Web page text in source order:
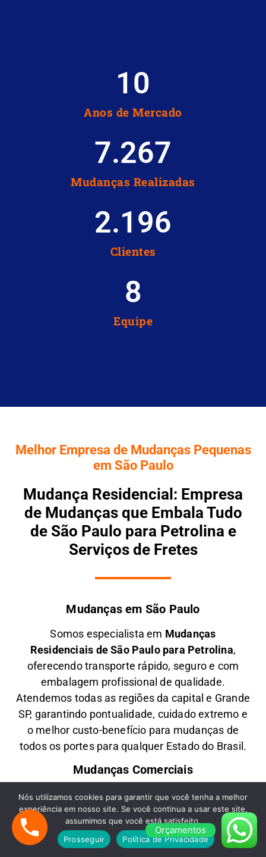
Anos de Mercado
10
Mudanças Realizadas
7.267
Clientes
2.196
Equipe
8
Melhor Empresa de Mudanças Pequenas
em São Paulo
Mudança Residencial: Empresa
de Mudanças que Embala Tudo
de São Paulo para Petrolina e
Serviços de Fretes
Mudanças em São Paulo
Somos especialista em Mudanças
Residenciais de São Paulo para Petrolina,
oferecendo transporte rápido, seguro e com
embalagem profissional de qualidade.
Atendemos todas as regiões da capital e Grande
SP, garantindo pontualidade, cuidado extremo e
o melhor custo-benefício para mudanças de
todos os portes para qualquer Estado do Brasil.
Mudanças Comerciais
OferecemosMudanças Comerciaisde São
Paulo para Petrolinacom agilidade,
planejamento e segurança, ideal para empresas,
escritórios e lojas comerciais. Transportamos
Orçamentos
Nós utilizamos cookies para garantir que você tenha a melhor
experiência em nosso site. Se você continua a usar este site,
assumimos que você está satisfeito.
Prosseguir
Política de Privacidade